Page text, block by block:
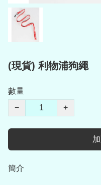
(現貨) 利物浦狗繩
數量
−
+
簡介